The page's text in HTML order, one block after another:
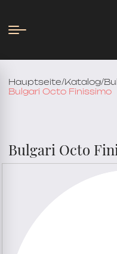
Hauptseite/ Katalog/
Bulgari Octo Finissimo
Bulgari Octo